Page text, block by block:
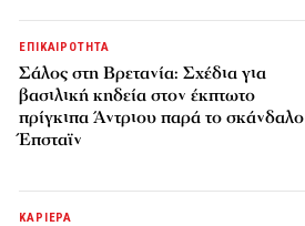
ΕΠΙΚΑΙΡΟΤΗΤΑ
Σάλος στη Βρετανία: Σχέδια για
βασιλική κηδεία στον έκπτωτο
πρίγκιπα Άντριου παρά το σκάνδαλο
Έπσταϊν
ΚΑΡΙΕΡΑ